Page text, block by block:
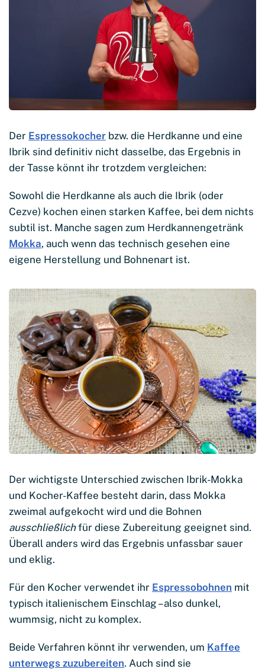
Der Espressokocher bzw. die Herdkanne und eine
Ibrik sind definitiv nicht dasselbe, das Ergebnis in
der Tasse könnt ihr trotzdem vergleichen:
Sowohl die Herdkanne als auch die Ibrik (oder
Cezve) kochen einen starken Kaffee, bei dem nichts
subtil ist. Manche sagen zum Herdkannengetränk
Mokka, auch wenn das technisch gesehen eine
eigene Herstellung und Bohnenart ist.
Der wichtigste Unterschied zwischen Ibrik-Mokka
und Kocher-Kaffee besteht darin, dass Mokka
zweimal aufgekocht wird und die Bohnen
ausschließlichfür diese Zubereitung geeignet sind.
Überall anders wird das Ergebnis unfassbar sauer
und eklig.
Für den Kocher verwendet ihr Espressobohnen mit
typisch italienischem Einschlag – also dunkel,
wummsig, nicht zu komplex.
Beide Verfahren könnt ihr verwenden, um Kaffee
unterwegs zuzubereiten. Auch sind sie